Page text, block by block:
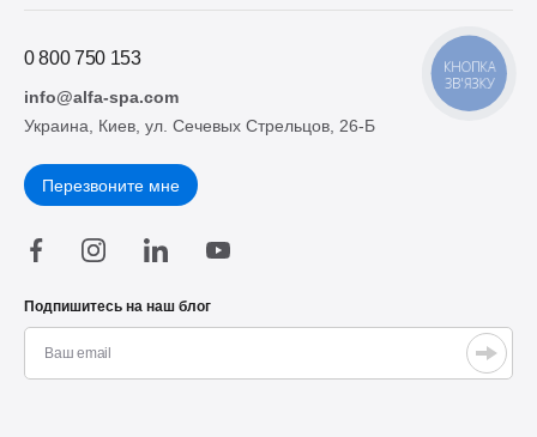
0 800 750 153
info@alfa-spa.com
Украина, Киев, ул. Сечевых Стрельцов, 26-Б
Перезвоните мне
Подпишитесь на наш блог
КНОПКА
ЗВ'ЯЗКУ